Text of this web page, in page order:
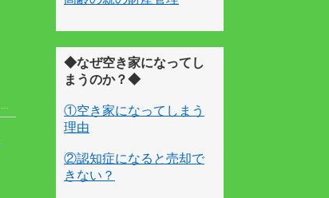
◆なぜ空き家になってし
まうのか？◆
①空き家になってしまう
理由
②認知症になると売却で
きない？